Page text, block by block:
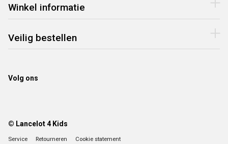
Winkel informatie
Veilig bestellen
Volg ons
© Lancelot 4 Kids
Service Retourneren Cookie statement